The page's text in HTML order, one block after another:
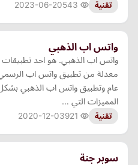
تقنية 2023-06-20
واتس اب الذهبي
واتس اب الذهبي. هو احد تطبيقات
معدلة من تطبيق واتس اب
عام وتطبيق واتس اب الذهبي
المميزات التي …
تقنية 2020-12-03
سوبر جنة